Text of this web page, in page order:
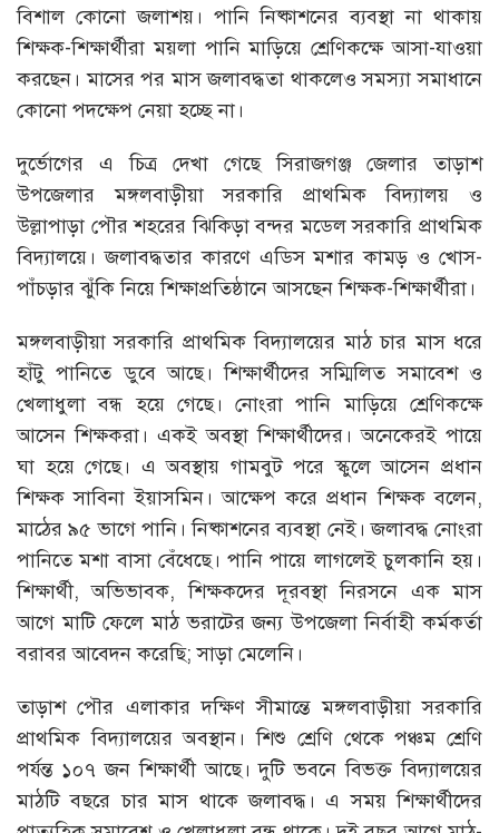
বিশাল কোনো জলাশয়। পানি নিষ্কাশনের ব্যবস্থা না থাকায়
শিক্ষক-শিক্ষার্থীরা ময়লা পানি মাড়িয়ে শ্রেণিকক্ষে আসা-যাওয়া
করছেন। মাসের পর মাস জলাবদ্ধতা থাকলেও সমস্যা সমাধানে
কোনো পদক্ষেপ নেয়া হচ্ছে না।
দুর্ভোগের এ চিত্র দেখা গেছে সিরাজগঞ্জ জেলার তাড়াশ
উপজেলার মঙ্গলবাড়ীয়া সরকারি প্রাথমিক বিদ্যালয় ও
উল্লাপাড়া পৌর শহরের ঝিকিড়া বন্দর মডেল সরকারি প্রাথমিক
বিদ্যালয়ে। জলাবদ্ধতার কারণে এডিস মশার কামড় ও খোস-
পাঁচড়ার ঝুঁকি নিয়ে শিক্ষাপ্রতিষ্ঠানে আসছেন শিক্ষক-শিক্ষার্থীরা।
মঙ্গলবাড়ীয়া সরকারি প্রাথমিক বিদ্যালয়ের মাঠ চার মাস ধরে
হাঁটু পানিতে ডুবে আছে। শিক্ষার্থীদের সম্মিলিত সমাবেশ ও
খেলাধুলা বন্ধ হয়ে গেছে। নোংরা পানি মাড়িয়ে শ্রেণিকক্ষে
আসেন শিক্ষকরা। একই অবস্থা শিক্ষার্থীদের। অনেকেরই পায়ে
ঘা হয়ে গেছে। এ অবস্থায় গামবুট পরে স্কুলে আসেন প্রধান
শিক্ষক সাবিনা ইয়াসমিন। আক্ষেপ করে প্রধান শিক্ষক বলেন,
মাঠের ৯৫ ভাগে পানি। নিষ্কাশনের ব্যবস্থা নেই। জলাবদ্ধ নোংরা
পানিতে মশা বাসা বেঁধেছে। পানি পায়ে লাগলেই চুলকানি হয়।
শিক্ষার্থী, অভিভাবক, শিক্ষকদের দূরবস্থা নিরসনে এক মাস
আগে মাটি ফেলে মাঠ ভরাটের জন্য উপজেলা নির্বাহী কর্মকর্তা
বরাবর আবেদন করেছি; সাড়া মেলেনি।
তাড়াশ পৌর এলাকার দক্ষিণ সীমান্তে মঙ্গলবাড়ীয়া সরকারি
প্রাথমিক বিদ্যালয়ের অবস্থান। শিশু শ্রেণি থেকে পঞ্চম শ্রেণি
পর্যন্ত ১০৭ জন শিক্ষার্থী আছে। দুটি ভবনে বিভক্ত বিদ্যালয়ের
মাঠটি বছরে চার মাস থাকে জলাবদ্ধ। এ সময় শিক্ষার্থীদের